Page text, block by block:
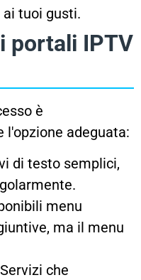
tuoi gusti.
portali IPTV
è
l'opzione adeguata:
di testo semplici,
menu
ma il menu
Servizi che